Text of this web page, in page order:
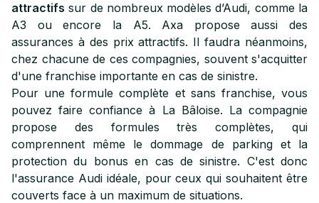
attractifs sur de nombreux modèles d’Audi, comme la
A3 ou encore la A5. Axa propose aussi des
assurances à des prix attractifs. Il faudra néanmoins,
chez chacune de ces compagnies, souvent s'acquitter
d'une franchise importante en cas de sinistre.
Pour une formule complète et sans franchise, vous
pouvez faire confiance à La Bâloise. La compagnie
propose des formules très complètes, qui
comprennent même le dommage de parking et la
protection du bonus en cas de sinistre. C'est donc
l'assurance Audi idéale, pour ceux qui souhaitent être
couverts face à un maximum de situations.